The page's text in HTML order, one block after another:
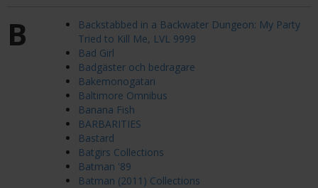
B
Backstabbed in a Backwater Dungeon: My Party
Tried to Kill Me, LVL 9999
Bad Girl
Badgäster och bedragare
Bakemonogatari
Baltimore Omnibus
Banana Fish
BARBARITIES
Bastard
Batgirs Collections
Batman '89
Batman (2011) Collections